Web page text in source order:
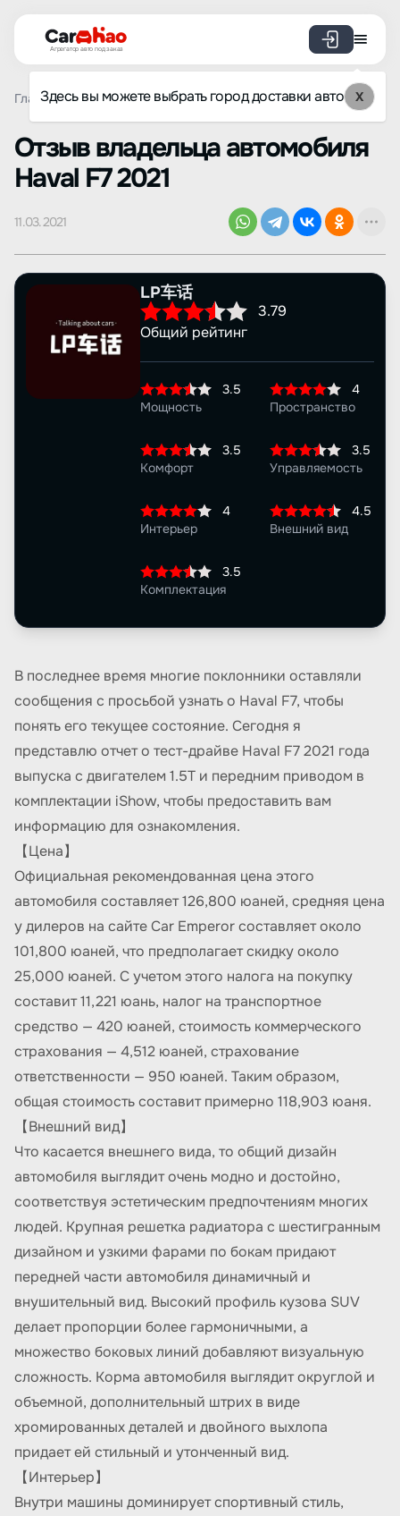
Агрегатор авто под заказ
Здесь вы можете выбрать город доставки авто X
Главная Отзывы Haval F7 Просмотр отзыва
Oтзыв владельца автомобиля
Haval F7 2021
11.03.2021
LP车话
3.79
Общий рейтинг
3.5
Мощность
4
Пространство
3.5
Комфорт
3.5
Управляемость
4
Интерьер
4.5
Внешний вид
3.5
Комплектация
В последнее время многие поклонники оставляли
сообщения с просьбой узнать о Haval F7, чтобы
понять его текущее состояние. Сегодня я
представлю отчет о тест-драйве Haval F7 2021 года
выпуска с двигателем 1.5T и передним приводом в
комплектации iShow, чтобы предоставить вам
информацию для ознакомления.
【Цена】
Официальная рекомендованная цена этого
автомобиля составляет 126,800 юаней, средняя цена
у дилеров на сайте Car Emperor составляет около
101,800 юаней, что предполагает скидку около
25,000 юаней. С учетом этого налога на покупку
составит 11,221 юань, налог на транспортное
средство — 420 юаней, стоимость коммерческого
страхования — 4,512 юаней, страхование
ответственности — 950 юаней. Таким образом,
общая стоимость составит примерно 118,903 юаня.
【Внешний вид】
Что касается внешнего вида, то общий дизайн
автомобиля выглядит очень модно и достойно,
соответствуя эстетическим предпочтениям многих
людей. Крупная решетка радиатора с шестигранным
дизайном и узкими фарами по бокам придают
передней части автомобиля динамичный и
внушительный вид. Высокий профиль кузова SUV
делает пропорции более гармоничными, а
множество боковых линий добавляют визуальную
сложность. Корма автомобиля выглядит округлой и
объемной, дополнительный штрих в виде
хромированных деталей и двойного выхлопа
придает ей стильный и утонченный вид.
【Интерьер】
Внутри машины доминирует спортивный стиль,